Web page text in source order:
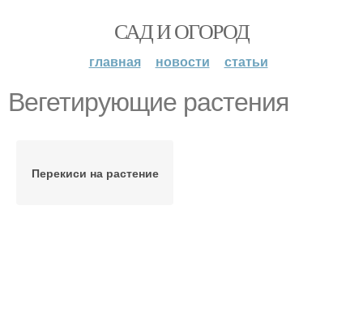
САД И ОГОРОД
главная новости статьи
Вегетирующие растения
Перекиси на растение